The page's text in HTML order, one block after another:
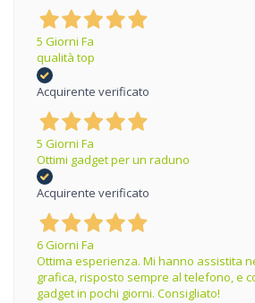
5 Giorni Fa
qualità top
Acquirente verificato
5 Giorni Fa
Ottimi gadget per un raduno
Acquirente verificato
6 Giorni Fa
Ottima esperienza. Mi hanno assistita
grafica, risposto sempre al telefono, e
gadget in pochi giorni. Consigliato!